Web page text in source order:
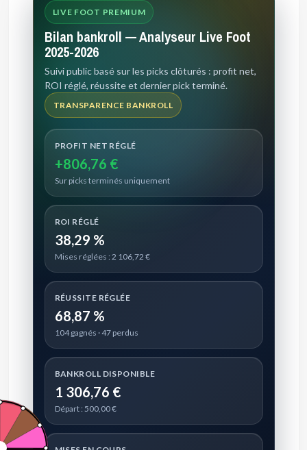
LIVE FOOT PREMIUM
Bilan bankroll — Analyseur Live Foot
2025-2026
Suivi public basé sur les picks clôturés : profit net,
ROI réglé, réussite et dernier pick terminé.
TRANSPARENCE BANKROLL
PROFIT NET RÉGLÉ
+806,76 €
Sur picks terminés uniquement
ROI RÉGLÉ
38,29 %
Mises réglées : 2 106,72 €
RÉUSSITE RÉGLÉE
68,87 %
104 gagnés · 47 perdus
BANKROLL DISPONIBLE
1 306,76 €
Départ : 500,00 €